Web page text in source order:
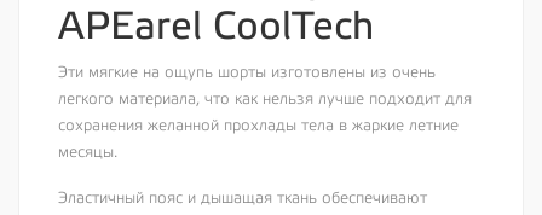
APEarel CoolTech
Эти мягкие на ощупь шорты изготовлены из очень
легкого материала, что как нельзя лучше подходит для
сохранения желанной прохлады тела в жаркие летние
месяцы.
Эластичный пояс и дышащая ткань обеспечивают